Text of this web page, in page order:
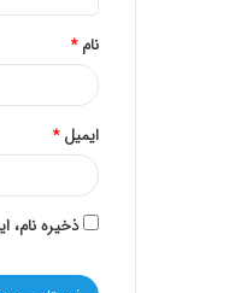
*
نام*
ایمیل*
ذخیره نام،